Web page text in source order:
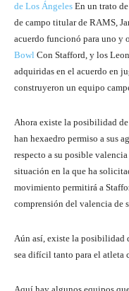
de Los Ángeles En un trato
de campo titular de RAMS,
acuerdo funcionó para uno y
Bowl Con Stafford, y los
adquiridas en el acuerdo en
construyeron un equipo
Ahora existe la posibilidad
han hexaedro permiso a sus
respecto a su posible
situación en la que ha
movimiento permitirá a
comprensión del valencia de
Aún así, existe la posibilidad
sea difícil tanto para el atleta